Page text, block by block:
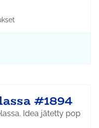
mukaan: Liikunta ja
#1894
pop